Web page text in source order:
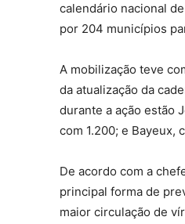
calendário nacional
por 204 municípios
A mobilização teve
da atualização da
durante a ação estão
com 1.200; e Bayeux,
De acordo com a
principal forma de
maior circulação de